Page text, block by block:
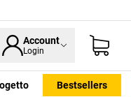
Account
Login
Bestsellers